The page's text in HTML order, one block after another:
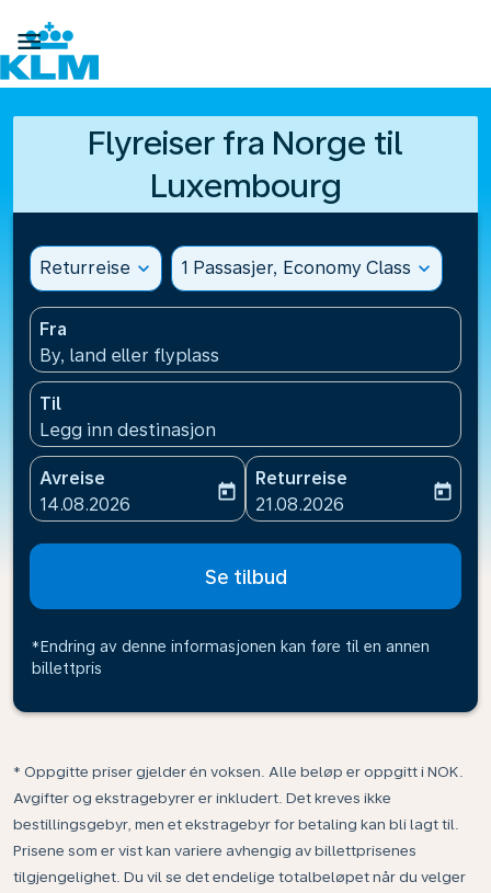

Flyreiser fra Norge til
Luxembourg
Returreise expand_more 1 Passasjer, Economy Class expand_more
Fra
By, land eller flyplass
Til
Legg inn destinasjon
Avreise
fc-booking-departure-date-aria-label
14.08.2026
today
Returreise
fc-booking-return-date-
21.08.2026
today
Se tilbud
*Endring av denne informasjonen kan føre til en annen
billettpris
* Oppgitte priser gjelder én voksen. Alle beløp er oppgitt i NOK.
Avgifter og ekstragebyrer er inkludert. Det kreves ikke
bestillingsgebyr, men et ekstragebyr for betaling kan bli lagt til.
Prisene som er vist kan variere avhengig av billettprisenes
tilgjengelighet. Du vil se det endelige totalbeløpet når du velger